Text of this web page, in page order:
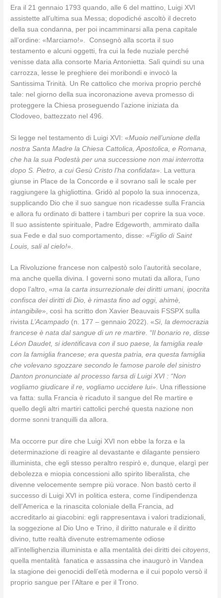
Era il 21 gennaio 1793 quando, alle 6 del mattino, Luigi XVI
assistette all’ultima sua Messa; dopodiché ascoltò il decreto
della sua condanna, per poi incamminarsi alla pena capitale
all’ordine: «Marciamo!». Consegnò alla scorta il suo
testamento e alcuni oggetti, fra cui la fede nuziale perché
venisse data alla consorte Maria Antonietta. Salì quindi su una
carrozza, lesse le preghiere dei moribondi e invocò la
Santissima Trinità. Un Re cattolico che moriva proprio perché
tale: nel giorno della sua incoronazione aveva promesso di
proteggere la Chiesa proseguendo l’azione iniziata da
Clodoveo, battezzato nel 496.
Si legge nel testamento di Luigi XVI: «Muoio nell’unione della
nostra Santa Madre la Chiesa Cattolica, Apostolica, e Romana,
che ha la sua Podestà per una successione non mai interrotta
dopo S. Pietro, a cui Gesù Cristo l’ha confidata». La vettura
giunse in Place de la Concorde e il sovrano salì le scale per
raggiungere la ghigliottina. Gridò al popolo la sua innocenza,
supplicando Dio che il suo sangue non ricadesse sulla Francia
e allora fu ordinato di battere i tamburi per coprire la sua voce.
Il suo assistente spirituale, Padre Edgeworth, ammirato dalla
sua Fede e dal suo comportamento, disse: «Figlio di Saint
Louis, sali al cielo!».
La Rivoluzione francese non calpestò solo l’autorità secolare,
ma anche quella divina. I governi sono mutati da allora, l’uno
dopo l’altro, «ma la carta insurrezionale dei diritti umani, ipocrita
confisca dei diritti di Dio, è rimasta fino ad oggi, ahimè,
intangibile», così ha scritto don Xavier Beauvais FSSPX sulla
rivistaL’Acampado (n. 177 – gennaio 2022). «Sì, la democrazia
francese è nata dal sangue di un re martire. “Il bonario re, disse
Léon Daudet, si identificava con il suo paese, la famiglia reale
con la famiglia francese; era questa patria, era questa famiglia
che volevano sgozzare secondo le famose parole del sinistro
Danton pronunciate al processo farsa di Luigi XVI : “Non
vogliamo giudicare il re, vogliamo uccidere lui». Una riflessione
va fatta: sulla Francia è ricaduto il sangue del Re martire e
quello degli altri martiri cattolici perché questa nazione non
dorme sonni tranquilli da allora.
Ma occorre pur dire che Luigi XVI non ebbe la forza e la
determinazione di reagire al devastante e dilagante pensiero
illuminista, che egli stesso peraltro respirò e, dunque, elargì per
debolezza e miopia concessioni allo spirito liberalista, che
divenne velocemente sempre più vorace. Non bastò certo il
successo di Luigi XVI in politica estera, come l’indipendenza
dell’America e la rinascita coloniale della Francia, ad
accreditarlo ai giacobini: egli rappresentava i valori tradizionali,
la soggezione al Dio Uno e Trino, il diritto naturale e il diritto
divino, tutte realtà divenute estremamente odiose
all’intellighenzia illuminista e alla mentalità dei diritti deicitoyens,
quella mentalità fanatica e assassina che inaugurò in Vandea
la stagione dei genocidi dell’età moderna e il cui popolo versò il
proprio sangue per l’Altare e per il Trono.